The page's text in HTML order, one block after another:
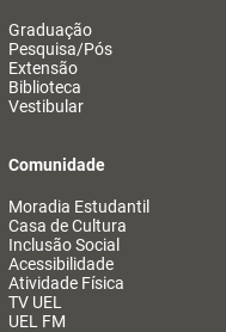
Graduação
Pesquisa/Pós
Extensão
Biblioteca
Vestibular
Comunidade
Moradia Estudantil
Casa de Cultura
Inclusão Social
Acessibilidade
Atividade Física
TV UEL
UEL FM